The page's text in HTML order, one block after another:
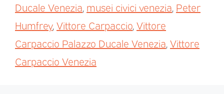
Ducale Venezia, musei civici venezia, Peter
Humfrey,Vittore Carpaccio,Vittore
Carpaccio Palazzo Ducale Venezia,Vittore
Carpaccio Venezia